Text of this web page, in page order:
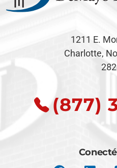
1211 E.
Charlotte,
(877)